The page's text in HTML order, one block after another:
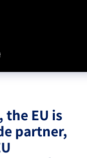
the EU is
partner,